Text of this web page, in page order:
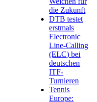
die Zukunft
DTB testet
erstmals
Electronic
Line-Calling
(ELC) bei
deutschen
ITF-
Turnieren
Tennis
Europe: